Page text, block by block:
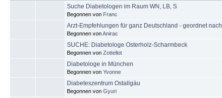
Suche Diabetologen im Raum WN, LB, S
Begonnen von Franc
Arzt-Empfehlungen für ganz Deutschland - geordnet
Begonnen vonAnirac
SUCHE: Diabetologe Osterholz-Scharmbeck
Begonnen von Zottellot
Diabetologe in München
Begonnen von Yvonne
Diabeteszentrum Ostallgäu
Begonnen von Gyuri